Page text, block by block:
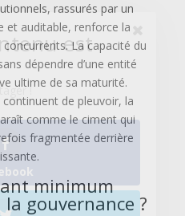
rassurés par un
et auditable, renforce la
La capacité du
dépendre d’une entité
ultime de sa maturité.
continuent de pleuvoir, la
comme le ciment qui
fragmentée derrière
minimum
gouvernance ?